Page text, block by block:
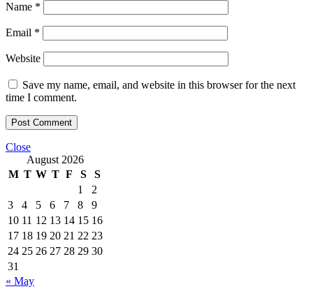
Name *
Email *
Website
Save my name, email, and website in this browser for the next
time I comment.
Close
August 2026
M T W T F S
S
1
2
3
4 5 6 7 8
9
10 11 12 13 14 15 16
17 18 19 20 21 22 23
24 25 26 27 28 29 30
31
« May